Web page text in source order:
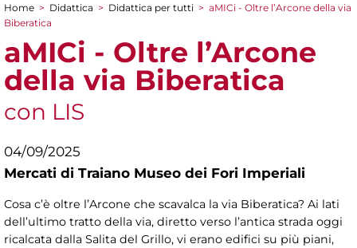
Tu sei qui
Home > Didattica > Didattica per tutti > aMICi - Oltre l’Arcone della via
Biberatica
aMICi - Oltre l’Arcone
della via Biberatica
con LIS
04/09/2025
Mercati di Traiano Museo dei Fori Imperiali
Cosa c’è oltre l’Arcone che scavalca la via Biberatica? Ai lati
dell’ultimo tratto della via, diretto verso l’antica strada oggi
ricalcata dalla Salita del Grillo, vi erano edifici su più piani,